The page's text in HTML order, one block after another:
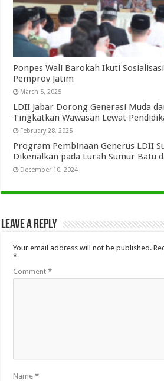
Ponpes Wali Barokah Ikuti
Pemprov Jatim
March 5, 2025
LDII Jabar Dorong Generasi Muda
Tingkatkan Wawasan Lewat
February 28, 2025
Program Pembinaan Generus LDII
Dikenalkan pada Lurah Sumur Batu
December 10, 2024
Leave a Reply
Your email address will not be published.
*
Comment*
Name*